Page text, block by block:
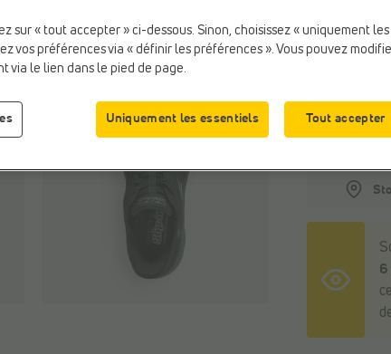
Conseil
6
sur « tout accepter » ci-dessous. Sinon, choisissez « uniquement les
vos préférences via « définir les préférences ». Vous pouvez
via le lien dans le pied de page.
Uniquement les essentiels Tout accepter